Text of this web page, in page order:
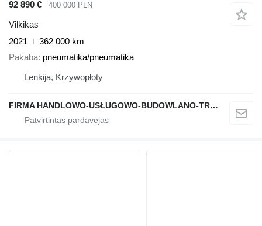
92 890 € 400 000 PLN
Vilkikas
2021
362 000 km
Pakaba pneumatika/pneumatika
Lenkija, Krzywopłoty
FIRMA HANDLOWO-USŁUGOWO-BUDOWLANO-TRANSPORTOWA PAWEŁ MSTOWSKI